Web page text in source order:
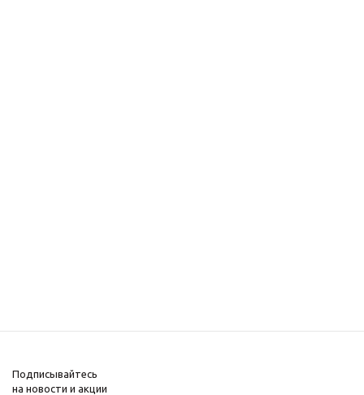
Подписывайтесь
на новости и акции